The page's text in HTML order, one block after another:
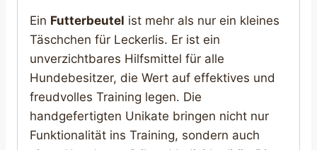
Ein Futterbeutel ist mehr als nur ein kleines
Täschchen für Leckerlis. Er ist ein
unverzichtbares Hilfsmittel für alle
Hundebesitzer, die Wert auf effektives und
freudvolles Training legen. Die
handgefertigten Unikate bringen nicht nur
Funktionalität ins Training, sondern auch